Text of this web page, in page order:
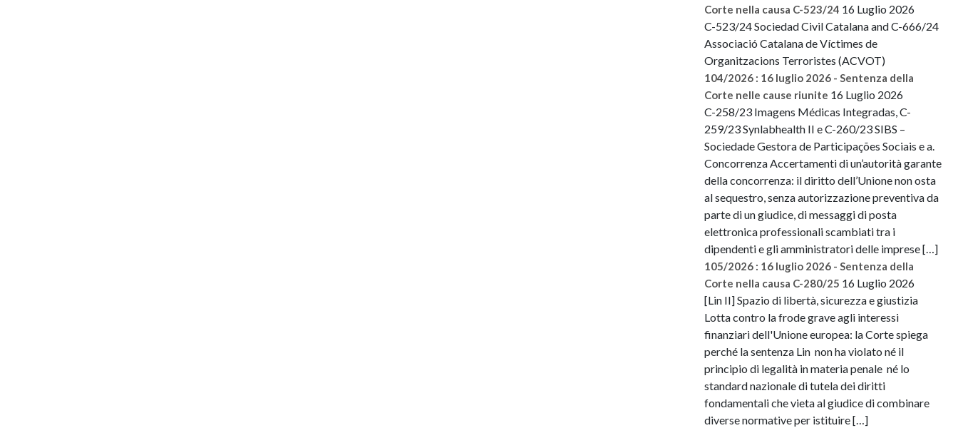
Corte nella causa C-523/24 16 Luglio 2026
C-523/24 Sociedad Civil Catalana and C-666/24
Associació Catalana de Víctimes de
Organitzacions Terroristes (ACVOT)
104/2026 : 16 luglio 2026 - Sentenza della
Corte nelle cause riunite 16 Luglio 2026
C-258/23 Imagens Médicas Integradas, C-
259/23 Synlabhealth II e C-260/23 SIBS –
Sociedade Gestora de Participações Sociais e a.
Concorrenza Accertamenti di un’autorità garante
della concorrenza: il diritto dell’Unione non osta
al sequestro, senza autorizzazione preventiva da
parte di un giudice, di messaggi di posta
elettronica professionali scambiati tra i
dipendenti e gli amministratori delle imprese […]
105/2026 : 16 luglio 2026 - Sentenza della
Corte nella causa C-280/25 16 Luglio 2026
[Lin II] Spazio di libertà, sicurezza e giustizia
Lotta contro la frode grave agli interessi
finanziari dell'Unione europea: la Corte spiega
perché la sentenza Lin non ha violato né il
principio di legalità in materia penale né lo
standard nazionale di tutela dei diritti
fondamentali che vieta al giudice di combinare
diverse normative per istituire […]